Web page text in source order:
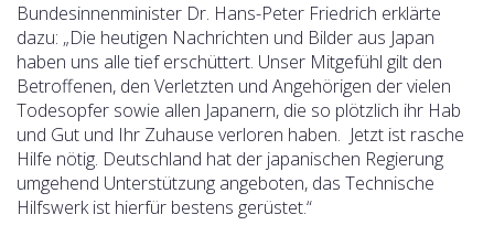
Bundesinnenminister Dr. Hans-Peter Friedrich erklärte
dazu: „Die heutigen Nachrichten und Bilder aus Japan
haben uns alle tief erschüttert. Unser Mitgefühl gilt den
Betroffenen, den Verletzten und Angehörigen der vielen
Todesopfer sowie allen Japanern, die so plötzlich ihr Hab
und Gut und Ihr Zuhause verloren haben. Jetzt ist rasche
Hilfe nötig. Deutschland hat der japanischen Regierung
umgehend Unterstützung angeboten, das Technische
Hilfswerk ist hierfür bestens gerüstet.“